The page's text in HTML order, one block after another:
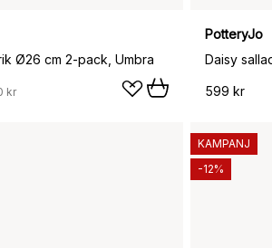
Ø26 cm 2-pack, Umbra
kr
PotteryJo
Daisy
599 kr
KAMPANJ
-12%